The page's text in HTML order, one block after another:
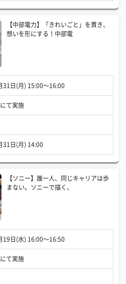
【中部電力】「きれいごと」を貫き、
想いを形にする！中部電
31日(月) 15:00〜16:00
て実施
31日(月) 14:00
【ソニー】誰一人、同じキャリアは歩
まない。ソニーで描く、
19日(水) 16:00〜16:50
て実施